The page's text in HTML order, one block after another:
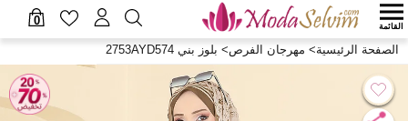
0 القائمة
الصفحة الرئيسية> مهرجان الفرص> بلوز بني 2753AYD574